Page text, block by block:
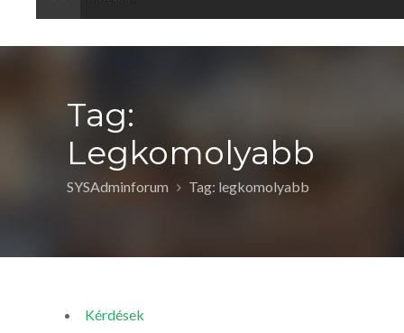
Tag:
Legkomolyabb
SYSAdminforum Tag: legkomolyabb
Kérdések